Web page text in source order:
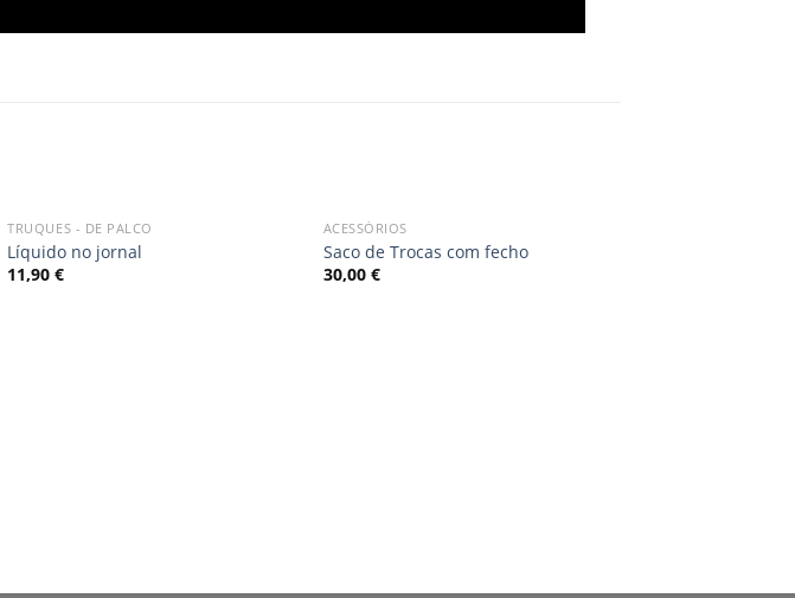
OUT OF STOCK
TRUQUES - DE PALCO
Líquido no jornal
11,90€
ACESSÓRIOS
Saco de Trocas com fecho
30,00 €